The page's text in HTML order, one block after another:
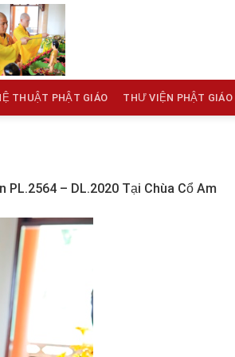
THUẬT PHẬT GIÁO THƯ VIỆN PHẬT GIÁO
– DL.2020 Tại Chùa Cổ Am